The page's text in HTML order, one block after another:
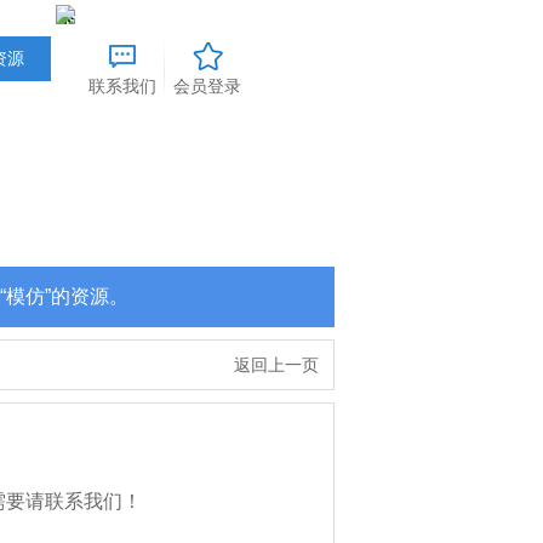
联系我们 会员登录
仿”的资源。
返回上一页
请联系我们！